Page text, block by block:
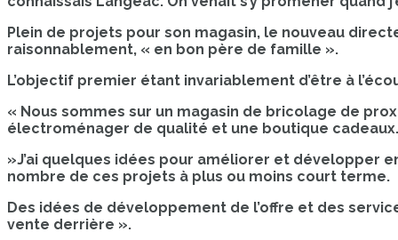
Plein de projets pour son magasin, le nouveau
raisonnablement, « en bon père de famille ».
L’objectif premier étant invariablement d’être à
« Nous sommes sur un magasin de bricolage de
électroménager de qualité et une boutique cadeaux.
»J’ai quelques idées pour améliorer et développer
nombre de ces projets à plus ou moins court terme.
Des idées de développement de l’offre et des
vente derrière ».